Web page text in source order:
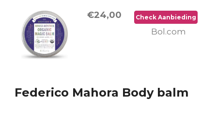
€24,00 Check Aanbieding
Bol.com
Federico Mahora Body balm